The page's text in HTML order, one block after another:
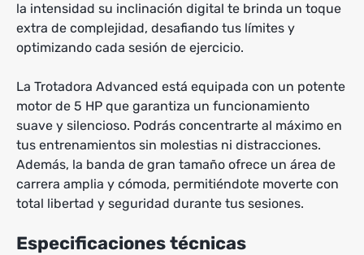
la intensidad su inclinación digital te brinda un toque
extra de complejidad, desafiando tus límites y
optimizando cada sesión de ejercicio.
La Trotadora Advanced está equipada con un potente
motor de 5 HP que garantiza un funcionamiento
suave y silencioso. Podrás concentrarte al máximo en
tus entrenamientos sin molestias ni distracciones.
Además, la banda de gran tamaño ofrece un área de
carrera amplia y cómoda, permitiéndote moverte con
total libertad y seguridad durante tus sesiones.
Especificaciones técnicas